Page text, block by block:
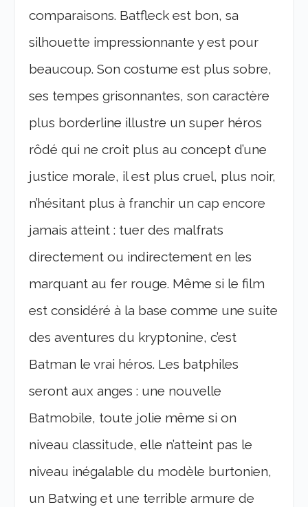
comparaisons. Batfleck est bon, sa
silhouette impressionnante y est pour
beaucoup. Son costume est plus sobre,
ses tempes grisonnantes, son caractère
plus borderline illustre un super héros
rôdé qui ne croit plus au concept d’une
justice morale, il est plus cruel, plus noir,
n’hésitant plus à franchir un cap encore
jamais atteint : tuer des malfrats
directement ou indirectement en les
marquant au fer rouge. Même si le film
est considéré à la base comme une suite
des aventures du kryptonine, c’est
Batman le vrai héros. Les batphiles
seront aux anges : une nouvelle
Batmobile, toute jolie même si on
niveau classitude, elle n’atteint pas le
niveau inégalable du modèle burtonien,
un Batwing et une terrible armure de